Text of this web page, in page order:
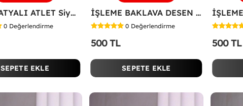
ÜÇ PAPATYALI ATLET Siyah
0 Değerlendirme
SEPETE EKLE
İŞLEME BAKLAVA DESEN TİŞÖRT Beyaz
0 Değerlendirme
500 TL
SEPETE EKLE
500 TL